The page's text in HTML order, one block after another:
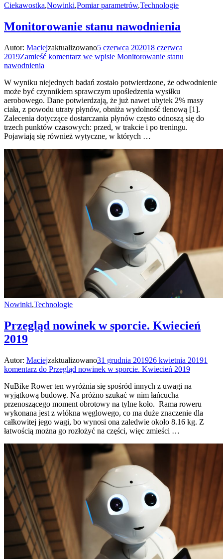
Ciekawostka,Nowinki,Pomiar parametrów,Technologie
Monitorowanie stanu nawodnienia
Autor: Maciejzaktualizowano5 czerwca 202018 czerwca
2019Zamieść komentarz we wpisie Monitorowanie stanu
nawodnienia
W wyniku niejednych badań zostało potwierdzone, że odwodnienie
może być czynnikiem sprawczym upośledzenia wysiłku
aerobowego. Dane potwierdzają, że już nawet ubytek 2% masy
ciała, z powodu utraty płynów, obniża wydolność tlenową [1].
Zalecenia dotyczące dostarczania płynów często odnoszą się do
trzech punktów czasowych: przed, w trakcie i po treningu.
Pojawiają się również wytyczne, w których …
Nowinki,Technologie
Przegląd nowinek w sporcie. Kwiecień
2019
Autor: Maciejzaktualizowano31 grudnia 201926 kwietnia 20191
komentarz do Przegląd nowinek w sporcie. Kwiecień 2019
NuBike Rower ten wyróżnia się spośród innych z uwagi na
wyjątkową budowę. Na próżno szukać w nim łańcucha
przenoszącego moment obrotowy na tylne koło. Rama roweru
wykonana jest z włókna węglowego, co ma duże znaczenie dla
całkowitej jego wagi, bo wynosi ona zaledwie około 8.16 kg. Z
łatwością można go rozłożyć na części, więc zmieści …